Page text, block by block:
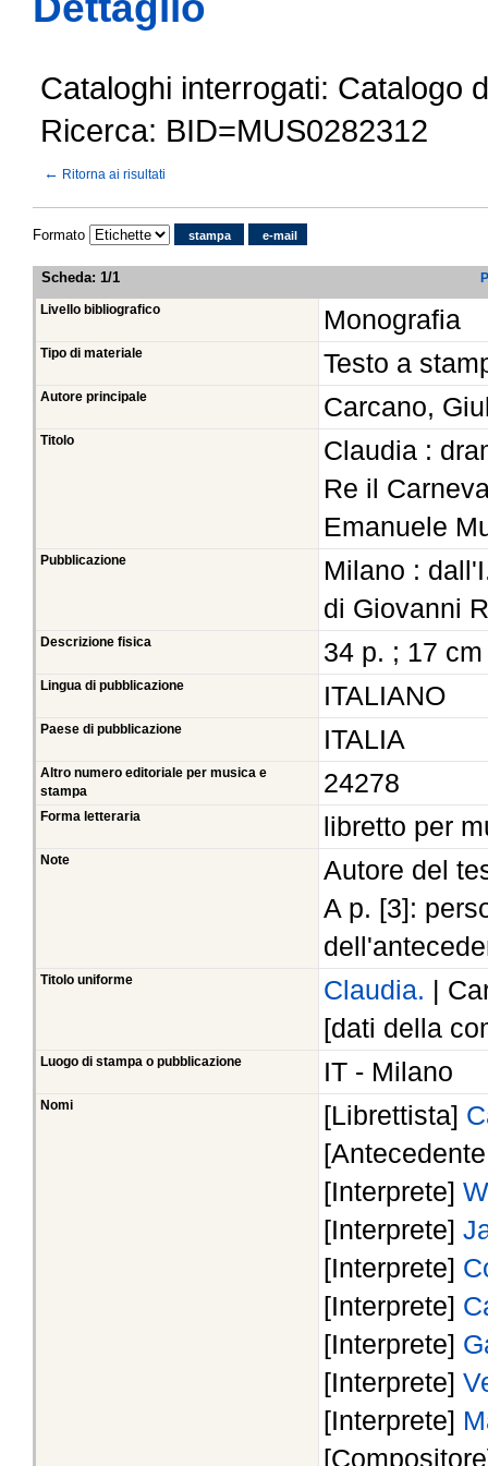
Cataloghi interrogati: Catalogo
Ricerca: BID=MUS0282312
← Ritorna ai risultati
Formato stampa e-mail
Scheda: 1/1
Livello bibliografico Monografia
Tipo di materiale Testo a
Autore principale Carcano,
Titolo
Claudia :
Re il
Emanuele
Pubblicazione
Milano :
di Giovanni
Descrizione fisica 34 p. ; 17 cm
Lingua di pubblicazione ITALIANO
Paese di pubblicazione ITALIA
Altro numero editoriale per musica e
stampa
24278
Forma letteraria libretto per
Note
Autore del
A p. [3]:
Titolo uniforme Claudia. |
[dati della
Luogo di stampa o pubblicazione IT - Milano
Nomi [Librettista]
[Interprete]
[Interprete]
[Interprete]
[Interprete]
[Interprete]
[Interprete]
[Interprete]